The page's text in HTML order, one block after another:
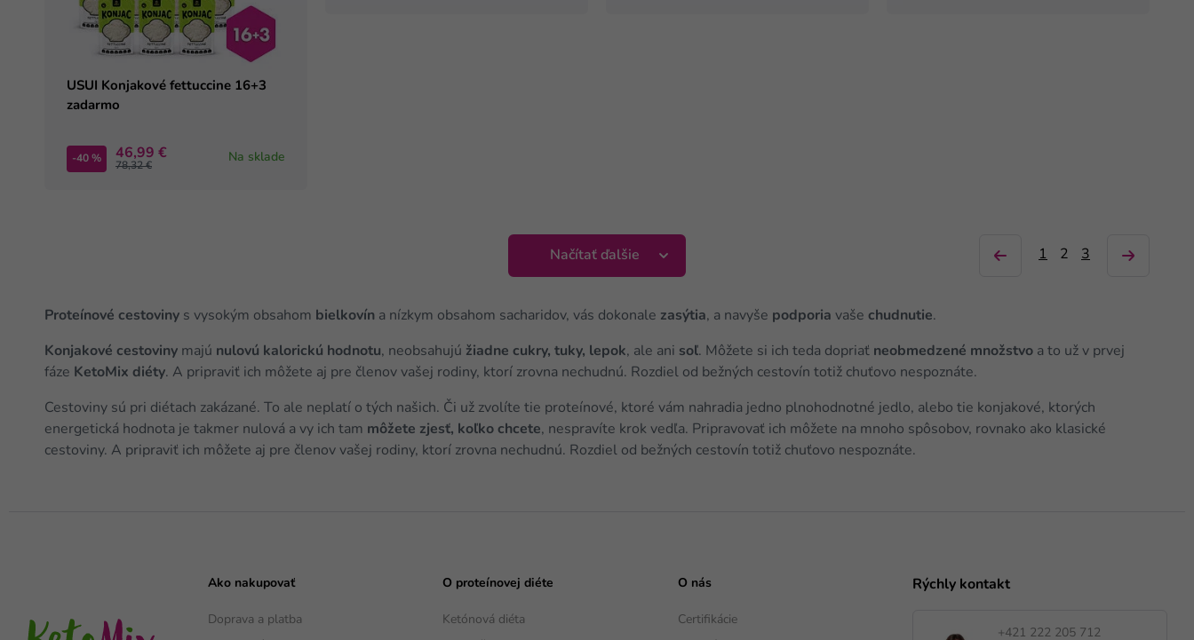
USUI Konjakové fettuccine 16+3
zadarmo
-40 % 46,99 €
78,32 €
Na sklade
Načítať ďalšie 1 2 3
Proteínové cestoviny s vysokým obsahom bielkovín a nízkym obsahom sacharidov, vás dokonale zasýtia, a navyše podporia vaše chudnutie.
Konjakové cestoviny majú nulovú kalorickú hodnotu, neobsahujú žiadne cukry, tuky, lepok, ale ani soľ. Môžete si ich teda dopriať neobmedzené množstvo a to už v prvej
fáze KetoMix diéty. A pripraviť ich môžete aj pre členov vašej rodiny, ktorí zrovna nechudnú. Rozdiel od bežných cestovín totiž chuťovo nespoznáte.
Cestoviny sú pri diétach zakázané. To ale neplatí o tých našich. Či už zvolíte tie proteínové, ktoré vám nahradia jedno plnohodnotné jedlo, alebo tie konjakové, ktorých
energetická hodnota je takmer nulová a vy ich tam môžete zjesť, koľko chcete, nespravíte krok vedľa. Pripravovať ich môžete na mnoho spôsobov, rovnako ako klasické
cestoviny. A pripraviť ich môžete aj pre členov vašej rodiny, ktorí zrovna nechudnú. Rozdiel od bežných cestovín totiž chuťovo nespoznáte.
Ako nakupovať
Doprava a platba
O proteínovej diéte
Ketónová diéta
O nás
Certifikácie
Rýchly kontakt
+421 222 205 712